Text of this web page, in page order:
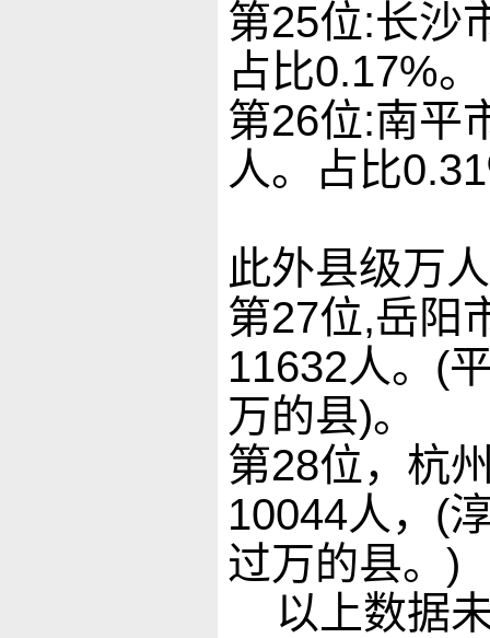
第25位:长沙
占比0.17%。
第26位:南平
人。占比
此外县级万
第27位,岳阳
11632人。(
万的县)。
第28位，杭
10044人，(
过万的县。)
以上数据